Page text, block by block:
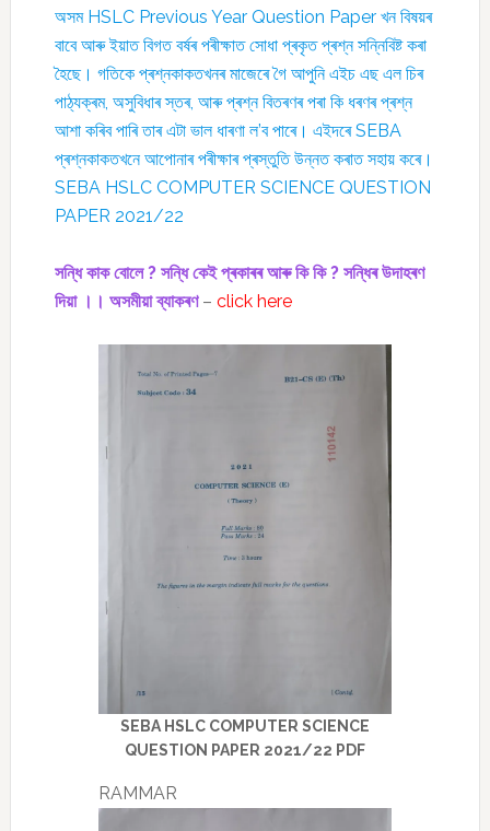
অসম HSLC Previous Year Question Paper খন বিষয়ৰ
বাবে আৰু ইয়াত বিগত বৰ্ষৰ পৰীক্ষাত সোধা প্ৰকৃত প্ৰশ্ন সন্নিবিষ্ট কৰা
হৈছে। গতিকে প্ৰশ্নকাকতখনৰ মাজেৰে গৈ আপুনি এইচ এছ এল চিৰ
পাঠ্যক্ৰম, অসুবিধাৰ স্তৰ, আৰু প্ৰশ্ন বিতৰণৰ পৰা কি ধৰণৰ প্ৰশ্ন
আশা কৰিব পাৰি তাৰ এটা ভাল ধাৰণা ল’ব পাৰে। এইদৰে SEBA
প্ৰশ্নকাকতখনে আপোনাৰ পৰীক্ষাৰ প্ৰস্তুতি উন্নত কৰাত সহায় কৰে।
SEBA HSLC COMPUTER SCIENCE QUESTION
PAPER 2021/22
সন্ধি কাক বোলে ? সন্ধি কেই প্ৰকাৰৰ আৰু কি কি ? সন্ধিৰ উদাহৰণ
দিয়া ।। অসমীয়া ব্যাকৰণ– click here
SEBA HSLC COMPUTER SCIENCE
QUESTION PAPER 2021/22 PDF
RAMMAR